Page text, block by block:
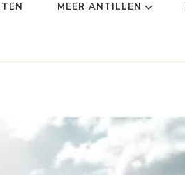
MEER ANTILLEN